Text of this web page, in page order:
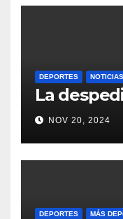
DEPORTES NOTICIAS
La
NOV 20, 2024
DEPORTES MÁS